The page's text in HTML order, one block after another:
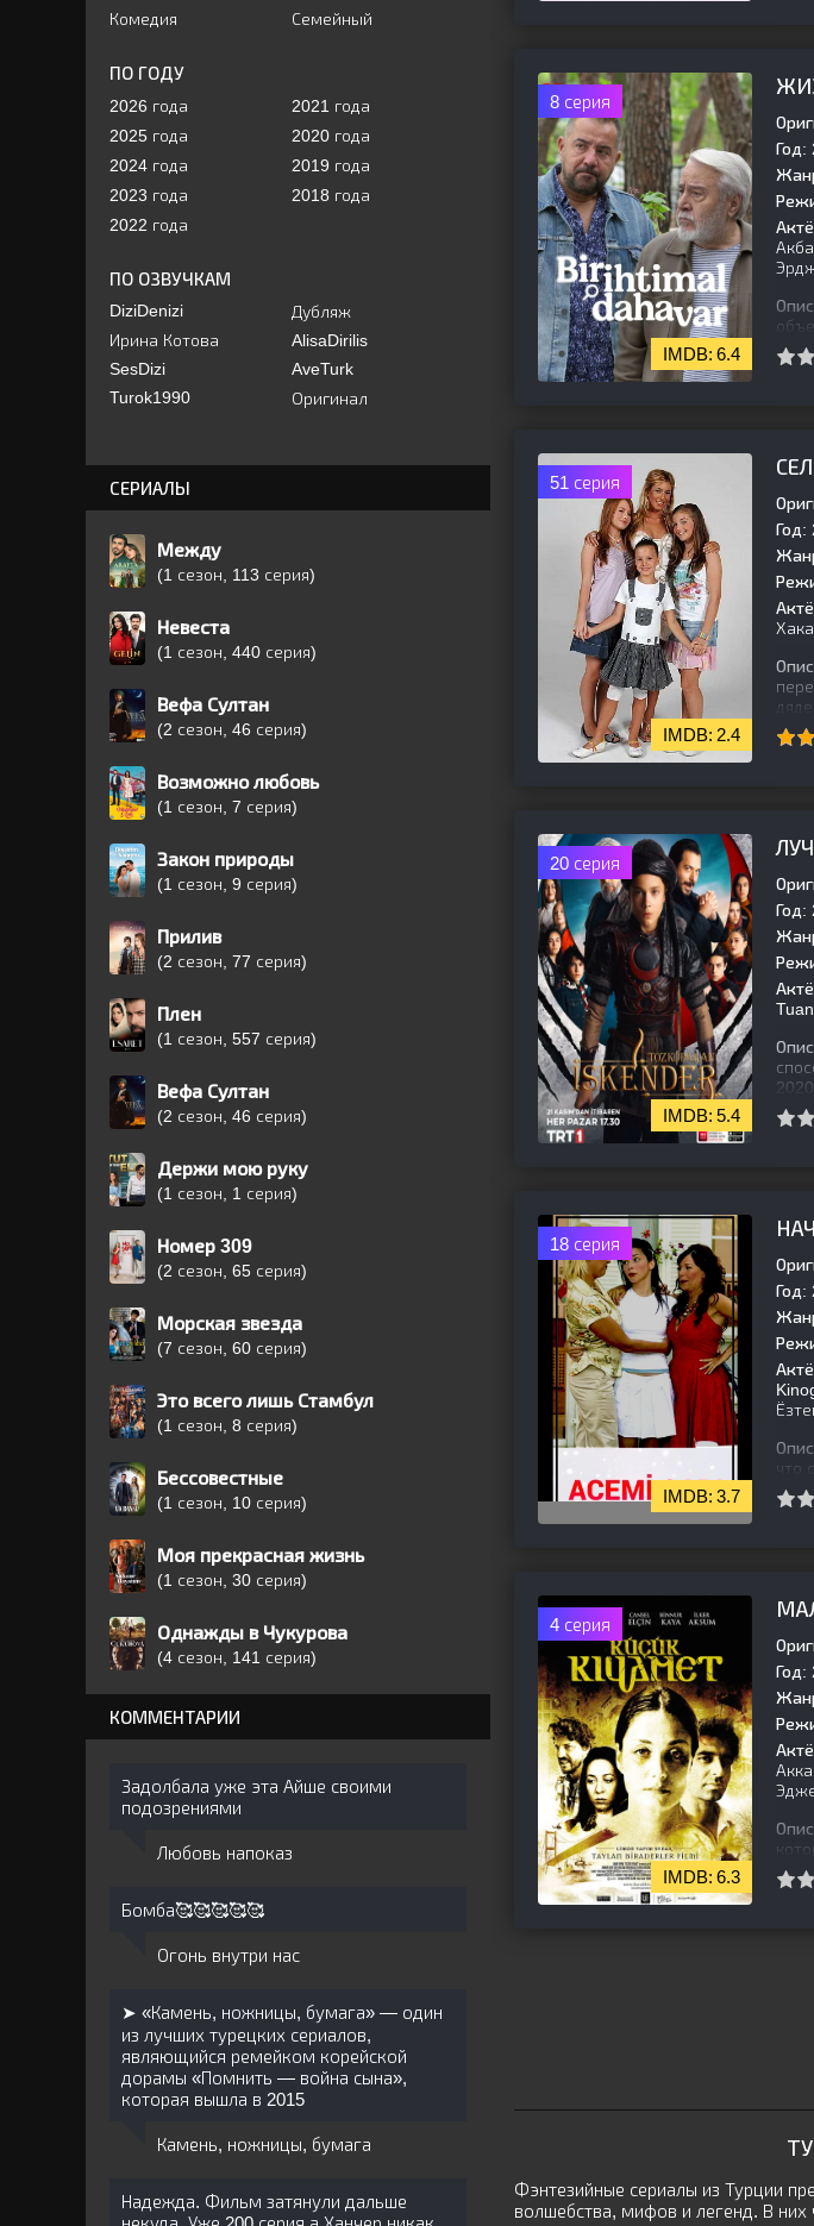
Фэнтезийные сериалы из Турции
волшебства, мифов и легенд. В
8 серия
6.4
Год:
его
51 серия
2.4
Год:
20 серия
5.4
Год:
18 серия
3.7
Год:
что
4 серия
6.3
Год:
Комедия
Семейный
ПО ГОДУ
2026 года
2025 года
2024 года
2023 года
2022 года
2021 года
2020 года
2019 года
2018 года
ПО ОЗВУЧКАМ
DiziDenizi
Ирина Котова
SesDizi
Turok1990
Дубляж
AlisaDirilis
AveTurk
Оригинал
СЕРИАЛЫ
Между
(1 сезон, 113 серия)
Невеста
(1 сезон, 440 серия)
Вефа Султан
(2 сезон, 46 серия)
Возможно любовь
(1 сезон, 7 серия)
Закон природы
(1 сезон, 9 серия)
Прилив
(2 сезон, 77 серия)
Плен
(1 сезон, 557 серия)
Вефа Султан
(2 сезон, 46 серия)
Держи мою руку
(1 сезон, 1 серия)
Номер 309
(2 сезон, 65 серия)
Морская звезда
(7 сезон, 60 серия)
Это всего лишь Стамбул
(1 сезон, 8 серия)
Бессовестные
(1 сезон, 10 серия)
Моя прекрасная жизнь
(1 сезон, 30 серия)
Однажды в Чукурова
(4 сезон, 141 серия)
КОММЕНТАРИИ
Задолбала уже эта Айше своими
подозрениями
Любовь напоказ
Бомба🥰🥰🥰🥰🥰
Огонь внутри нас
➤ «Камень, ножницы, бумага» — один
из лучших турецких сериалов,
являющийся ремейком корейской
дорамы «Помнить — война сына»,
которая вышла в 2015
Камень, ножницы, бумага
Надежда. Фильм затянули дальше